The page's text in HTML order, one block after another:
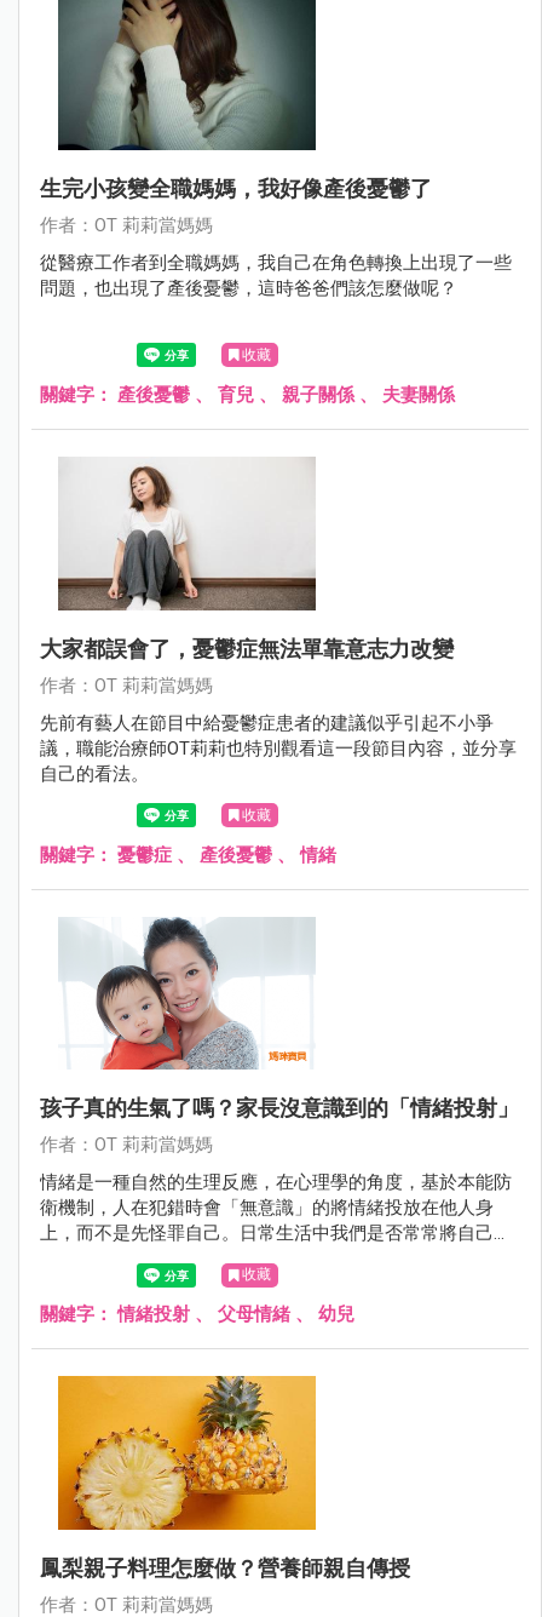
生完小孩變全職媽媽，我好像產後憂鬱了
作者：OT 莉莉當媽媽
從醫療工作者到全職媽媽，我自己在角色轉換上出現了一些
問題，也出現了產後憂鬱，這時爸爸們該怎麼做呢？
收藏
關鍵字： 產後憂鬱 、 育兒 、 親子關係 、 夫妻關係
大家都誤會了，憂鬱症無法單靠意志力改變
作者：OT 莉莉當媽媽
先前有藝人在節目中給憂鬱症患者的建議似乎引起不小爭
議，職能治療師OT莉莉也特別觀看這一段節目內容，並分享
自己的看法。
收藏
關鍵字： 憂鬱症 、 產後憂鬱 、情緒
孩子真的生氣了嗎？家長沒意識到的「情緒投射」
作者：OT 莉莉當媽媽
情緒是一種自然的生理反應，在心理學的角度，基於本能防
衛機制，人在犯錯時會「無意識」的將情緒投放在他人身
上，而不是先怪罪自己。日常生活中我們是否常常將自己的
情緒反應投射在小孩身上呢？
收藏
關鍵字：情緒投射 、 父母情緒 、 幼兒
鳳梨親子料理怎麼做？營養師親自傳授
作者：OT 莉莉當媽媽